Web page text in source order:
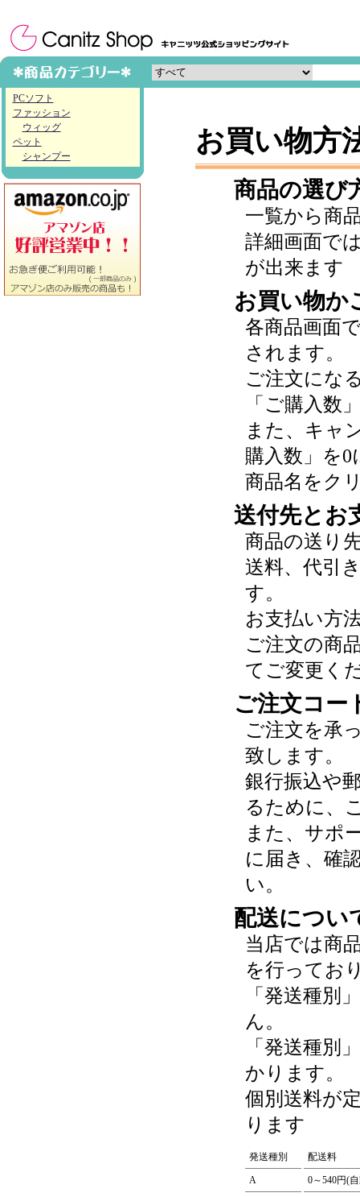
PCソフト
ファッション
ウィッグ
ペット
シャンプー
お買い物方
商品の選び
一覧から商
詳細画面で
が出来ます
お買い物か
各商品画面
されます。
ご注文にな
「ご購入数
また、キャ
購入数」を
商品名をク
送付先とお
商品の送り
送料、代引
す。
お支払い方
ご注文の商
てご変更く
ご注文コー
ご注文を承
致します。
銀行振込や
るために、
また、サポ
に届き、確
い。
配送につい
当店では商
を行ってお
「発送種別
ん。
「発送種別
かります。
個別送料が
ります
発送種別 配送料
A 0～540円(